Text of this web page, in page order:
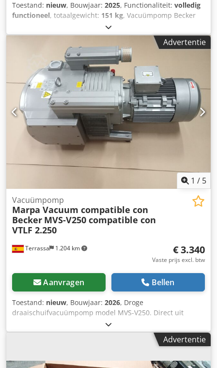
Toestand: nieuw, Bouwjaar: 2025, Functionaliteit: volledig
functioneel, totaalgewicht: 151 kg, Vacuümpomp Becker
VTLF 2.250 NIEUW! OP VOORRAAD Prijs: 2.990 EUR + BTW
De Becker VTLF 2.250 vacuümpomp is een olievrije
vacuümpomp, ontworpen voor continu bedrijf. De pomp
maakt gebruik van grafietcomposiet schoepen die geen
smering vereisen. Er is slechts minimaal onderhoud nodig
en olie verversen is niet nodig. TECHNISCHE GEGEVENS: -
Motorvermogen: 5,5 kW -Bedrijfsspanning: 400V -
Motortoerental: 950 tpm -Vacuüm: 200 mBAR -
Geluidsniveau: 79 dBA -Gewicht: 280 kg VOORDELEN VAN
DE VTLF 2.250 VACUÜMPOMP: -100% droge werking Dedpfx
Ahsvc D Uls Rock -Compact ontwerp -Lage bedrijfs- en
onderhoudskosten -Stille werking – geen geluidsbehuizing
nodig -Olievrije werking -Eenvoudig onderhoud -
Luchtkoeling -Lange levensduur van de grafieten schoepen
-Ingebouwd intern filter -Voldoet aan ISO-normen en C.E.-
Advertentie
1 / 5
Terrassa 1.204 km
Vacuümpomp
Marpa Vacuum compatible con
Becker MVS-V250 compatible con
VTLF 2.250
€ 3.340
Vaste prijs excl. btw
Aanvragen Bellen
Toestand: nieuw, Bouwjaar: 2026, Droge
draaischuifvacuümpomp model MVS-V250. Direct uit
voorraad leverbaar. Gloednieuwe pomp. 12 maanden
garantie. Nominale stroomsnelheid: 250 m³/u bij 50 Hz.
Eindvacuüm: 200 mbar abs. Dcsdpfxeftzvie Ah Rek Neem
Advertentie